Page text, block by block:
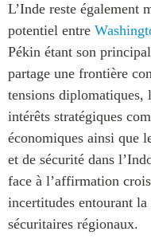
L’Inde reste également
potentiel entre
Pékin étant son
partage une frontière
tensions diplomatiques,
intérêts stratégiques
économiques ainsi que
et de sécurité dans
face à l’affirmation
incertitudes entourant
sécuritaires régionaux.